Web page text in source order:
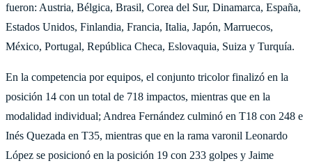
fueron: Austria, Bélgica, Brasil, Corea del Sur, Dinamarca, España,
Estados Unidos, Finlandia, Francia, Italia, Japón, Marruecos,
México, Portugal, República Checa, Eslovaquia, Suiza y Turquía.
En la competencia por equipos, el conjunto tricolor finalizó en la
posición 14 con un total de 718 impactos, mientras que en la
modalidad individual; Andrea Fernández culminó en T18 con 248 e
Inés Quezada en T35, mientras que en la rama varonil Leonardo
López se posicionó en la posición 19 con 233 golpes y Jaime